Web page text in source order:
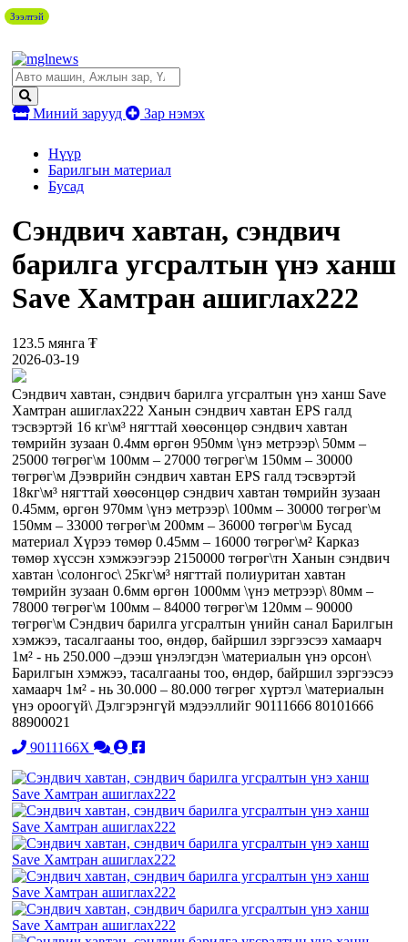
Миний зарууд Зар нэмэх
Нүүр
Барилгын материал
Бусад
Сэндвич хавтан, сэндвич
барилга угсралтын үнэ ханш
Save Хамтран ашиглах222
123.5 мянга ₮
2026-03-19
Сэндвич хавтан, сэндвич барилга угсралтын үнэ ханш Save
Хамтран ашиглах222 Ханын сэндвич хавтан EPS галд
тэсвэртэй 16 кг\м³ нягттай хөөсөнцөр сэндвич хавтан
төмрийн зузаан 0.4мм өргөн 950мм \үнэ метрээр\ 50мм –
25000 төгрөг\м 100мм – 27000 төгрөг\м 150мм – 30000
төгрөг\м Дээврийн сэндвич хавтан EPS галд тэсвэртэй
18кг\м³ нягттай хөөсөнцөр сэндвич хавтан төмрийн зузаан
0.45мм, өргөн 970мм \үнэ метрээр\ 100мм – 30000 төгрөг\м
150мм – 33000 төгрөг\м 200мм – 36000 төгрөг\м Бусад
материал Хүрээ төмөр 0.45мм – 16000 төгрөг\м² Карказ
төмөр хүссэн хэмжээгээр 2150000 төгрөг\тн Ханын сэндвич
хавтан \солонгос\ 25кг\м³ нягттай полиуритан хавтан
төмрийн зузаан 0.6мм өргөн 1000мм \үнэ метрээр\ 80мм –
78000 төгрөг\м 100мм – 84000 төгрөг\м 120мм – 90000
төгрөг\м Сэндвич барилга угсралтын үнийн санал Барилгын
хэмжээ, тасалгааны тоо, өндөр, байршил зэргээсээ хамаарч
1м² - нь 250.000 –дээш үнэлэгдэн \материалын үнэ орсон\
Барилгын хэмжээ, тасалгааны тоо, өндөр, байршил зэргээсээ
хамаарч 1м² - нь 30.000 – 80.000 төгрөг хүртэл \материалын
үнэ ороогүй\ Дэлгэрэнгүй мэдээллийг 90111666 80101666
88900021
9011166X
Зээлтэй